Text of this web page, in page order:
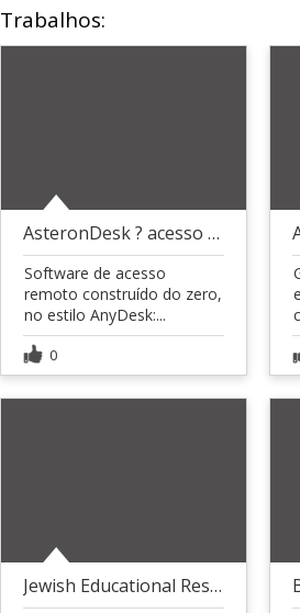
Trabalhos:
AsteronDesk ? acesso remoto próprio
Software de acesso
remoto construído do zero,
no estilo AnyDesk:...
0
Jewish Educational Resources ? marketplace